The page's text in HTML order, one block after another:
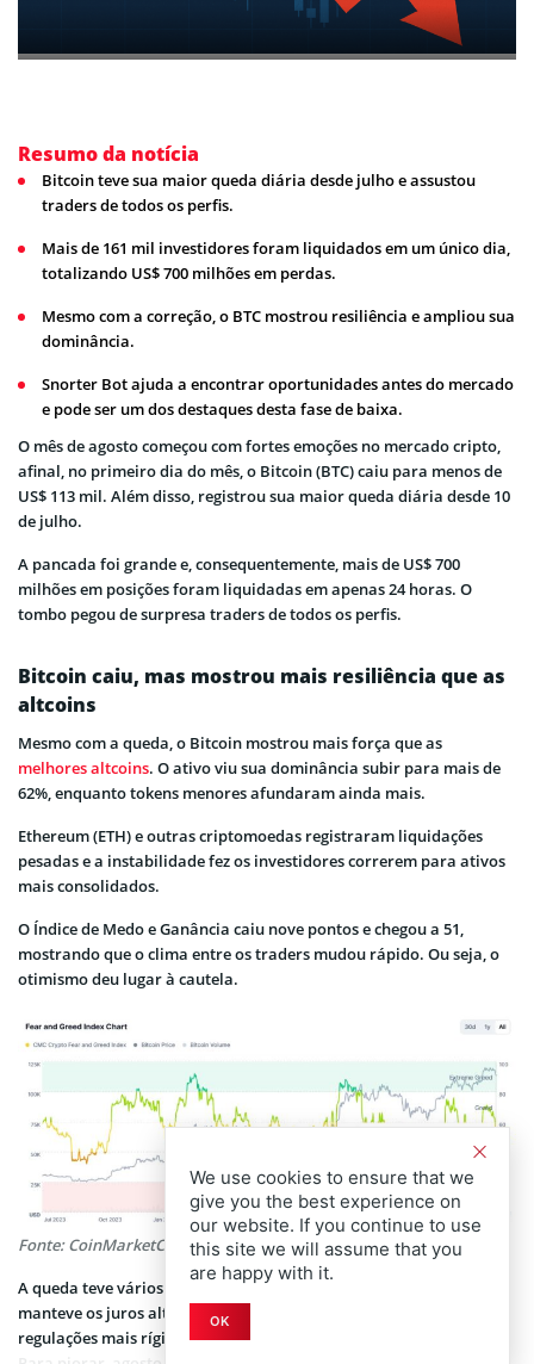
Resumo da notícia
Bitcoin teve sua maior queda diária desde julho e assustou
traders de todos os perfis.
Mais de 161 mil investidores foram liquidados em um único dia,
totalizando US$ 700 milhões em perdas.
Mesmo com a correção, o BTC mostrou resiliência e ampliou sua
dominância.
Snorter Bot ajuda a encontrar oportunidades antes do mercado
e pode ser um dos destaques desta fase de baixa.
O mês de agosto começou com fortes emoções no mercado cripto,
afinal, no primeiro dia do mês, o Bitcoin (BTC) caiu para menos de
US$ 113 mil. Além disso, registrou sua maior queda diária desde 10
de julho.
A pancada foi grande e, consequentemente, mais de US$ 700
milhões em posições foram liquidadas em apenas 24 horas. O
tombo pegou de surpresa traders de todos os perfis.
Bitcoin caiu, mas mostrou mais resiliência que as
altcoins
Mesmo com a queda, o Bitcoin mostrou mais força que as
melhores altcoins. O ativo viu sua dominância subir para mais de
62%, enquanto tokens menores afundaram ainda mais.
Ethereum (ETH) e outras criptomoedas registraram liquidações
pesadas e a instabilidade fez os investidores correrem para ativos
mais consolidados.
O Índice de Medo e Ganância caiu nove pontos e chegou a 51,
mostrando que o clima entre os traders mudou rápido. Ou seja, o
otimismo deu lugar à cautela.
Fonte: CoinMarketCap
A queda teve vários gatilhos. No macro, o Federal Reserve (Fed)
manteve os juros altos nos EUA. Além disso, ao mesmo tempo,
regulações mais rígidas ao redor do mundo esfriaram o mercado.
We use cookies to ensure that we
give you the best experience on
our website. If you continue to use
this site we will assume that you
are happy with it.
OK